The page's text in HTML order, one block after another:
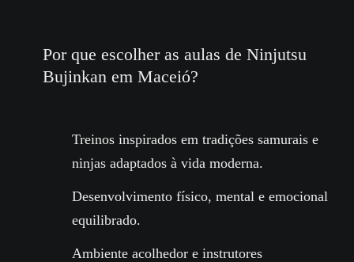
Por que escolher as aulas de Ninjutsu
Bujinkan em Maceió?
Treinos inspirados em tradições samurais e
ninjas adaptados à vida moderna.
Desenvolvimento físico, mental e emocional
equilibrado.
Ambiente acolhedor e instrutores